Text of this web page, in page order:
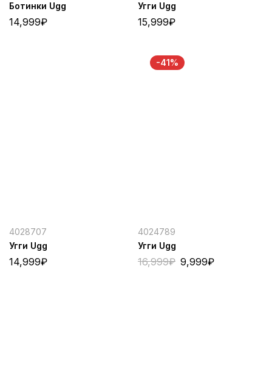
Ботинки Ugg
14,999₽
Угги Ugg
15,999₽
4028707
Угги Ugg
14,999₽
-41%
4024789
Угги Ugg
16,999₽ 9,999₽